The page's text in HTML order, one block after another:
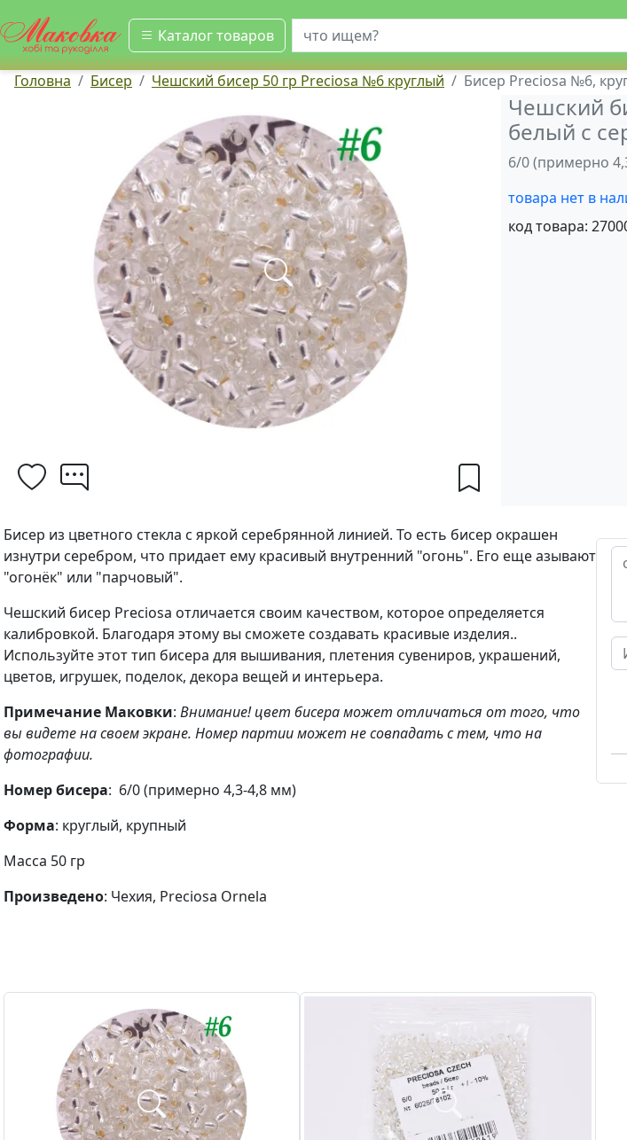
Каталог товаров
искать
Головна Бисер Чешский бисер 50 гр Preciosa №6 круглый Бисер Preciosa №6,
Чешский
белый с
6/0 (примерно
товара нет в
код товара:
Бисер из цветного стекла с яркой серебрянной линией. То есть бисер окрашен
изнутри серебром, что придает ему красивый внутренний "огонь". Его еще азывают
"огонёк" или "парчовый".
Чешский бисер Preciosa отличается своим качеством, которое определяется
калибровкой. Благодаря этому вы сможете создавать красивые изделия..
Используйте этот тип бисера для вышивания, плетения сувениров, украшений,
цветов, игрушек, поделок, декора вещей и интерьера.
Примечание Маковки: Внимание! цвет бисера может отличаться от того, что
вы видете на своем экране. Номер партии может не совпадать с тем, что на
фотографии.
Номер бисера: 6/0 (примерно 4,3-4,8 мм)
Форма: круглый, крупный
Масса 50 гр
Произведено: Чехия, Preciosa Ornela